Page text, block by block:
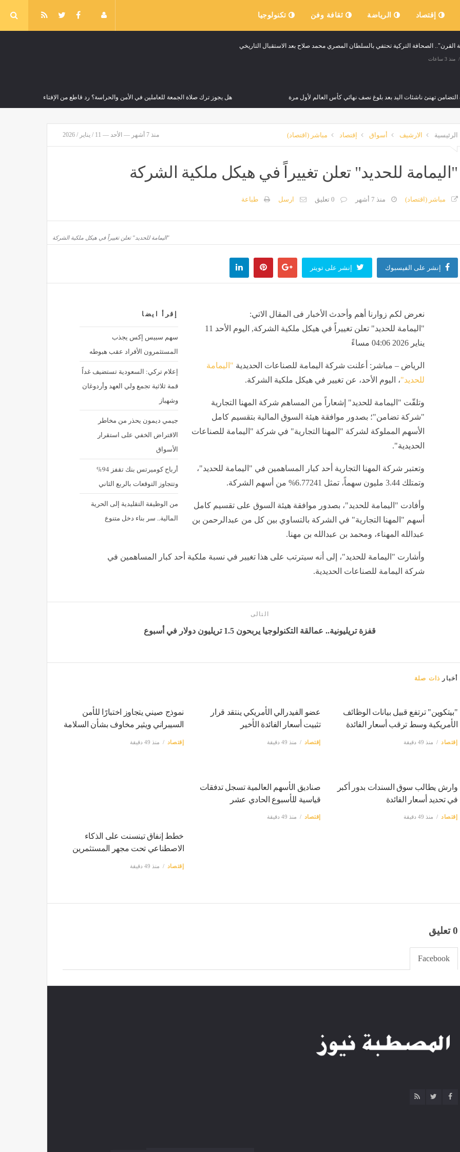
إقتصاد الرياضة ثقافة وفن تكنولوجيا
القرن".. الصحافة التركية تحتفي بالسلطان المصري محمد صلاح بعد الاستقبال التاريخي
منذ 3 ساعات
التضامن تهنئ ناشئات اليد بعد بلوغ نصف نهائي كأس العالم لأول مرة هل يجوز ترك صلاة الجمعة للعاملين في الأمن والحراسة؟ رد قاطع من الإفتاء
تحول إلى مسرح للرعب، اختطاف شخص والاعتداء عليه أمام ابنه (فيديو)
رغباتهم في تنسيق المرحلة الأولى للقبول بالجامعات
منذ 4 ساعات
أسباب وأعراض هبوط القدم وطرق التعامل معه
الرئيسية الارشيف أسواق إقتصاد مباشر (اقتصاد) منذ 7 أشهر — الأحد — 11 / يناير / 2026
"اليمامة للحديد" تعلن تغييراً في هيكل ملكية الشركة
مباشر (اقتصاد) منذ 7 أشهر 0 تعليق ارسل طباعة
"اليمامة للحديد" تعلن تغييراً في هيكل ملكية الشركة
إنشر على الفيسبوك إنشر على تويتر
إقرأ ايضا
سهم سبيس إكس يجذب
المستثمرون الأفراد عقب هبوطه
إعلام تركي: السعودية تستضيف غداً
قمة ثلاثية تجمع ولي العهد وأردوغان
وشهباز
جيمي ديمون يحذر من مخاطر
الاقتراض الخفي على استقرار
الأسواق
أرباح كوميرتس بنك تقفز 94%
وتتجاوز التوقعات بالربع الثاني
من الوظيفة التقليدية إلى الحرية
المالية.. سر بناء دخل متنوع
نعرض لكم زوارنا أهم وأحدث الأخبار فى المقال الاتي:
"اليمامة للحديد" تعلن تغييراً في هيكل ملكية الشركة, اليوم الأحد 11
يناير 2026 04:06 مساءً
الرياض – مباشر: أعلنت شركة اليمامة للصناعات الحديدية "اليمامة
للحديد"، اليوم الأحد، عن تغيير في هيكل ملكية الشركة.
وتلقّت "اليمامة للحديد" إشعاراً من المساهم شركة المهنا التجارية
"شركة تضامن"؛ بصدور موافقة هيئة السوق المالية بتقسيم كامل
الأسهم المملوكة لشركة "المهنا التجارية" في شركة "اليمامة للصناعات
الحديدية".
وتعتبر شركة المهنا التجارية أحد كبار المساهمين في "اليمامة للحديد"،
وتمتلك 3.44 مليون سهماً، تمثل 6.77241% من أسهم الشركة.
وأفادت "اليمامة للحديد"، بصدور موافقة هيئة السوق على تقسيم كامل
أسهم "المهنا التجارية" في الشركة بالتساوي بين كل من عبدالرحمن بن
عبدالله المهناء، ومحمد بن عبدالله بن مهنا.
وأشارت "اليمامة للحديد"، إلى أنه سيترتب على هذا تغيير في نسبة ملكية أحد كبار المساهمين في
شركة اليمامة للصناعات الحديدية.
التالى
قفزة تريليونية.. عمالقة التكنولوجيا يربحون 1.5 تريليون دولار في أسبوع
أخبار ذات صلة
"بيتكوين" ترتفع قبيل بيانات الوظائف
الأمريكية وسط ترقب أسعار الفائدة
إقتصاد منذ 49 دقيقة
عضو الفيدرالي الأمريكي ينتقد قرار
تثبيت أسعار الفائدة الأخير
إقتصاد منذ 49 دقيقة
نموذج صيني يتجاوز اختبارًا للأمن
السيبراني ويثير مخاوف بشأن السلامة
إقتصاد منذ 49 دقيقة
وارش يطالب سوق السندات بدور أكبر
في تحديد أسعار الفائدة
إقتصاد منذ 49 دقيقة
صناديق الأسهم العالمية تسجل تدفقات
قياسية للأسبوع الحادي عشر
إقتصاد منذ 49 دقيقة
خطط إنفاق تينسنت على الذكاء
الاصطناعي تحت مجهر المستثمرين
إقتصاد منذ 49 دقيقة
0 تعليق
Facebook